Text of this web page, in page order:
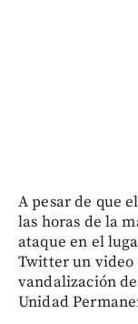
A pesar de que
las horas de la
ataque en el
Twitter un video
vandalización
Unidad